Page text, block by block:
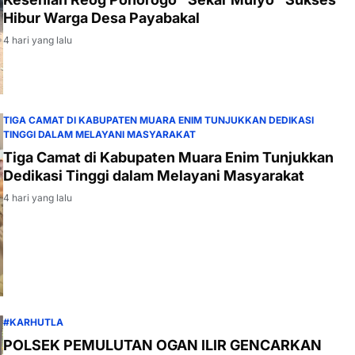
Hibur Warga Desa Payabakal
4 hari yang lalu
TIGA CAMAT DI KABUPATEN MUARA ENIM TUNJUKKAN DEDIKASI
TINGGI DALAM MELAYANI MASYARAKAT
Tiga Camat di Kabupaten Muara Enim Tunjukkan
Dedikasi Tinggi dalam Melayani Masyarakat
4 hari yang lalu
#KARHUTLA
POLSEK PEMULUTAN OGAN ILIR GENCARKAN